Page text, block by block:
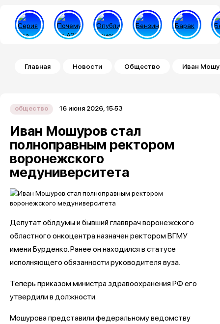
Строка навигации
Главная Новости Общество Иван
общество 16 июня 2026, 15:53
Иван Мошуров стал
полноправным ректором
воронежского
медуниверситета
Депутат облдумы и бывший главврач воронежского
областного онкоцентра назначен ректором ВГМУ
имени Бурденко. Ранее он находился в статусе
исполняющего обязанности руководителя вуза.
Теперь приказом министра здравоохранения РФ его
утвердили в должности.
Мошурова представили федеральному ведомству